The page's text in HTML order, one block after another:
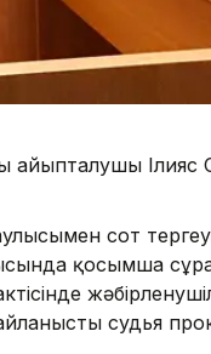
айыпталушы Ілияс
сот
қосымша
судья